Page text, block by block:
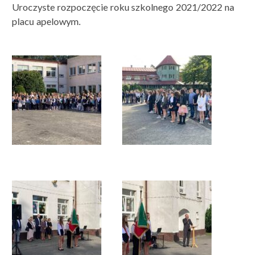
Uroczyste rozpoczęcie roku szkolnego 2021/2022 na
placu apelowym.